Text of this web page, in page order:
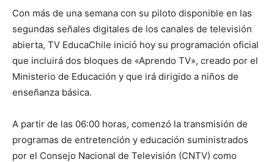
Con más de una semana con su piloto disponible en las
segundas señales digitales de los canales de televisión
abierta, TV EducaChile inició hoy su programación oficial
que incluirá dos bloques de «Aprendo TV», creado por el
Ministerio de Educación y que irá dirigido a niños de
enseñanza básica.
A partir de las 06:00 horas, comenzó la transmisión de
programas de entretención y educación suministrados
por el Consejo Nacional de Televisión (CNTV) como